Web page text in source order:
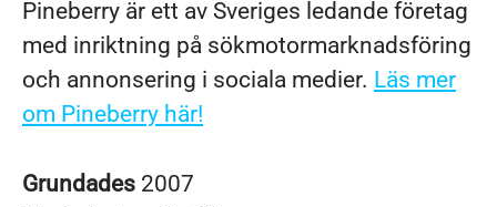
Pineberry är ett av Sveriges ledande företag
med inriktning på sökmotormarknadsföring
och annonsering i sociala medier. Läs mer
om Pineberry här!
Grundades 2007